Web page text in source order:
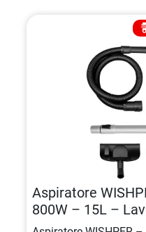
Aspiratore
800W – 15L –